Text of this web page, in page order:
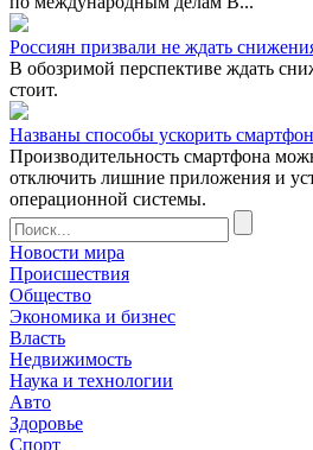
Россиян призвали не ждать
В обозримой перспективе ждать
стоит.
Названы способы ускорить
Производительность смартфона
отключить лишние приложения и
операционной системы.
Новости мира
Происшествия
Общество
Экономика и бизнес
Власть
Недвижимость
Наука и технологии
Авто
Здоровье
Спорт